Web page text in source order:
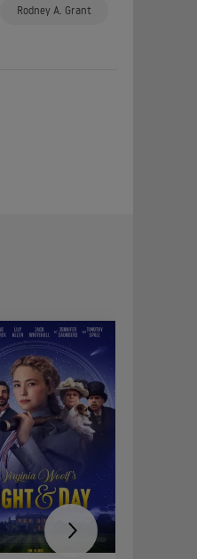
Rodney A. Grant